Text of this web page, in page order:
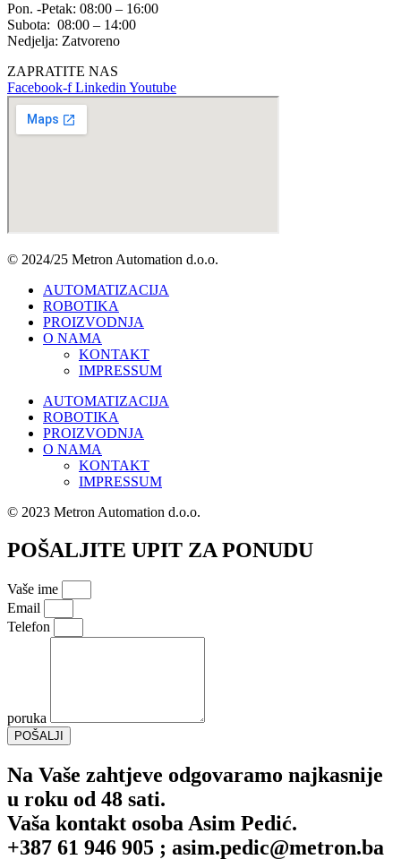
Pon. -Petak: 08:00 – 16:00
Subota: 08:00 – 14:00
Nedjelja: Zatvoreno
ZAPRATITE NAS
Facebook-f Linkedin Youtube
© 2024/25 Metron Automation d.o.o.
AUTOMATIZACIJA
ROBOTIKA
PROIZVODNJA
O NAMA
KONTAKT
IMPRESSUM
AUTOMATIZACIJA
ROBOTIKA
PROIZVODNJA
O NAMA
KONTAKT
IMPRESSUM
© 2023 Metron Automation d.o.o.
POŠALJITE UPIT ZA PONUDU
Vaše ime
Email
Telefon
poruka
POŠALJI
Na Vaše zahtjeve odgovaramo najkasnije
u roku od 48 sati.
Vaša kontakt osoba Asim Pedić.
+387 61 946 905 ; asim.pedic@metron.ba